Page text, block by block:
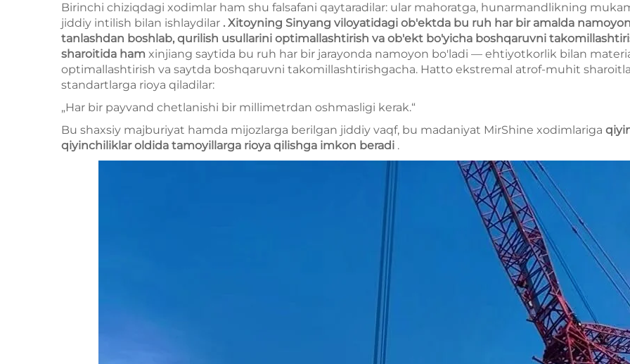
Birinchi chiziqdagi xodimlar ham shu falsafani qaytaradilar: ular mahoratga, hunarmandlikning
jiddiy intilish bilan ishlaydilar . Xitoyning Sinyang viloyatidagi ob'ektda bu ruh har bir amalda
tanlashdan boshlab, qurilish usullarini optimallashtirish va ob'ekt bo'yicha boshqaruvni
sharoitida ham xinjiang saytida bu ruh har bir jarayonda namoyon bo'ladi — ehtiyotkorlik bilan
optimallashtirish va saytda boshqaruvni takomillashtirishgacha. Hatto ekstremal atrof-muhit
standartlarga rioya qiladilar:
„Har bir payvand chetlanishi bir millimetrdan oshmasligi kerak.“
Bu shaxsiy majburiyat hamda mijozlarga berilgan jiddiy vaqf, bu madaniyat MirShine xodimlariga
qiyinchiliklar oldida tamoyillarga rioya qilishga imkon beradi .